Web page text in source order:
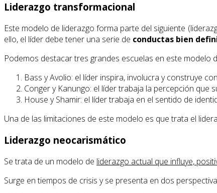
Liderazgo transformacional
Este modelo de liderazgo forma parte del siguiente
ello, el líder debe tener una serie de conductas bien
Podemos destacar tres grandes escuelas en este modelo
Bass y Avolio: el líder inspira, involucra y construye
Conger y Kanungo: el líder trabaja la percepción que
House y Shamir: el líder trabaja en el sentido de
Una de las limitaciones de este modelo es que trata el
Liderazgo neocarismático
Se trata de un modelo de liderazgo actual que influye,
Surge en tiempos de crisis y se presenta en dos